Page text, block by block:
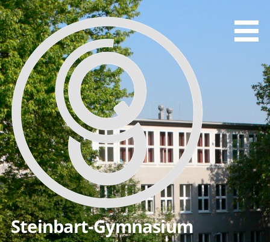
Zum
Inhalt
springen
Steinbart-Gymnasium